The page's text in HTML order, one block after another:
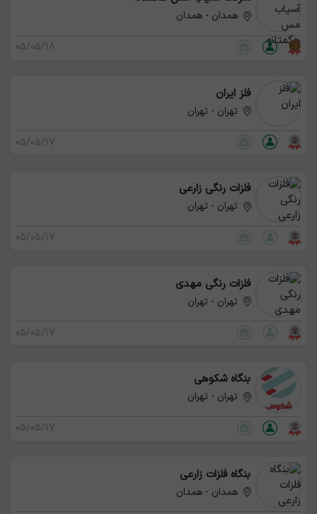
همدان - همدان
05/05/18
فلز ایران
تهران - تهران
05/05/17
فلزات رنگی زارعی
تهران - تهران
05/05/17
فلزات رنگی مهدی
تهران - تهران
05/05/17
بنگاه شکوهی
تهران - تهران
05/05/17
بنگاه فلزات زارعی
همدان - همدان